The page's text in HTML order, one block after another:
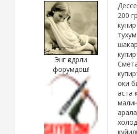
Энг қадрли
форумдош!
200
оки
аста